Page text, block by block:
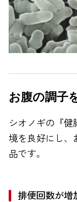
お腹の調子
シオノギの『
境を良好にし、
品です。
排便回数が増